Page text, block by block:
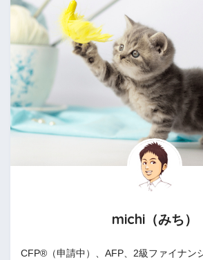
michi（みち）
CFP®（申請中）、AFP、2級ファイナン